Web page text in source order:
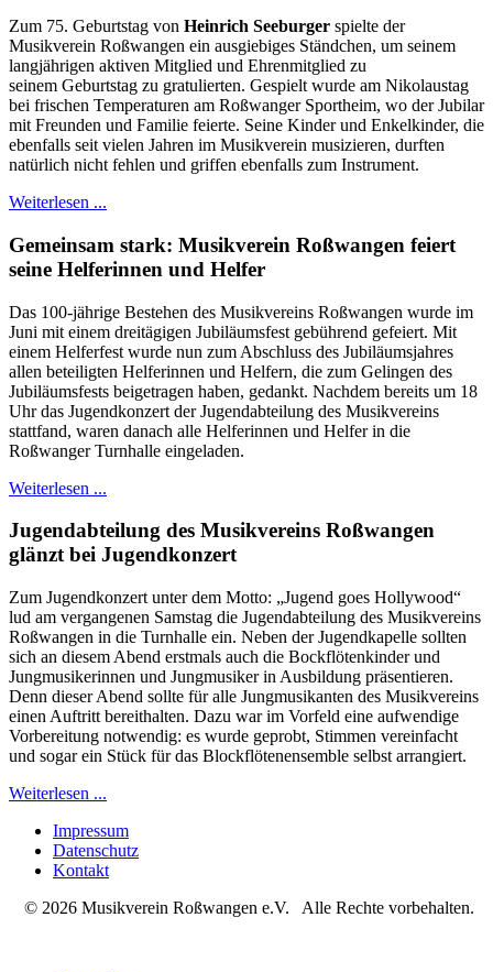
Zum 75. Geburtstag von Heinrich Seeburger spielte der
Musikverein Roßwangen ein ausgiebiges Ständchen, um seinem
langjährigen aktiven Mitglied und Ehrenmitglied zu
seinem Geburtstag zu gratulierten. Gespielt wurde am Nikolaustag
bei frischen Temperaturen am Roßwanger Sportheim, wo der Jubilar
mit Freunden und Familie feierte. Seine Kinder und Enkelkinder, die
ebenfalls seit vielen Jahren im Musikverein musizieren, durften
natürlich nicht fehlen und griffen ebenfalls zum Instrument.
Weiterlesen ...
Gemeinsam stark: Musikverein Roßwangen feiert
seine Helferinnen und Helfer
Das 100-jährige Bestehen des Musikvereins Roßwangen wurde im
Juni mit einem dreitägigen Jubiläumsfest gebührend gefeiert. Mit
einem Helferfest wurde nun zum Abschluss des Jubiläumsjahres
allen beteiligten Helferinnen und Helfern, die zum Gelingen des
Jubiläumsfests beigetragen haben, gedankt. Nachdem bereits um 18
Uhr das Jugendkonzert der Jugendabteilung des Musikvereins
stattfand, waren danach alle Helferinnen und Helfer in die
Roßwanger Turnhalle eingeladen.
Weiterlesen ...
Jugendabteilung des Musikvereins Roßwangen
glänzt bei Jugendkonzert
Zum Jugendkonzert unter dem Motto: „Jugend goes Hollywood“
lud am vergangenen Samstag die Jugendabteilung des Musikvereins
Roßwangen in die Turnhalle ein. Neben der Jugendkapelle sollten
sich an diesem Abend erstmals auch die Bockflötenkinder und
Jungmusikerinnen und Jungmusiker in Ausbildung präsentieren.
Denn dieser Abend sollte für alle Jungmusikanten des Musikvereins
einen Auftritt bereithalten. Dazu war im Vorfeld eine aufwendige
Vorbereitung notwendig: es wurde geprobt, Stimmen vereinfacht
und sogar ein Stück für das Blockflötenensemble selbst arrangiert.
Weiterlesen ...
Impressum
Datenschutz
Kontakt
© 2026 Musikverein Roßwangen e.V. Alle Rechte vorbehalten.